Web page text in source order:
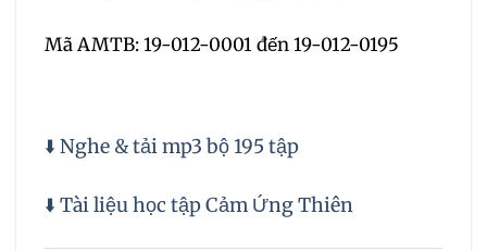
Mã AMTB: 19-012-0001 đến 19-012-0195
⬇️ Nghe & tải mp3 bộ 195 tập
⬇️ Tài liệu học tập Cảm Ứng Thiên